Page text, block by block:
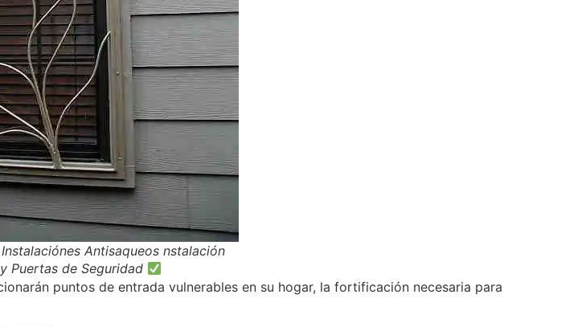
Antisaqueos nstalación
Puertas de Seguridad
puntos de entrada vulnerables en su hogar, la fortificación necesaria para